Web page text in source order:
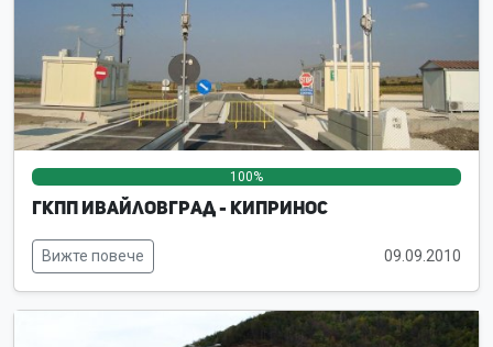
100%
ГКПП Ивайловград - Кипринос
Вижте повече 09.09.2010